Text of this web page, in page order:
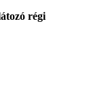
régi